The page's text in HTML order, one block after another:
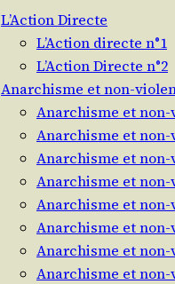
L’Action Directe
L’Action directe n°1
L’Action Directe n°2
Anarchisme et non-
Anarchisme et non-
Anarchisme et non-
Anarchisme et non-
Anarchisme et non-
Anarchisme et non-
Anarchisme et non-
Anarchisme et non-
Anarchisme et non-